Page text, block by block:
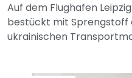
Auf dem Flughafen
bestückt mit Sprengstoff
ukrainischen